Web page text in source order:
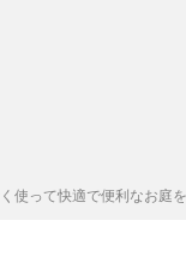
使って快適で便利なお庭